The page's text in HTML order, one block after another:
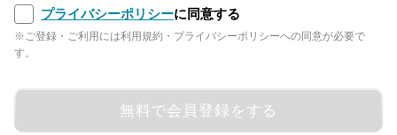
プライバシーポリシーに同意する
※ご登録・ご利用には利用規約・プライバシーポリシーへの同意が必要で
す。
無料で会員登録をする